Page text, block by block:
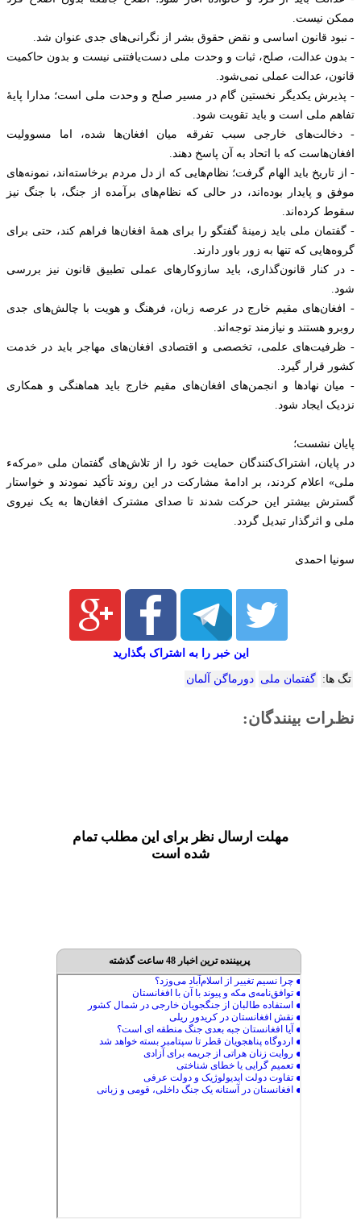
ممکن نیست.
- نبود قانون اساسی و نقض حقوق بشر از نگرانی‌های جدی عنوان شد.
- بدون عدالت، صلح، ثبات و وحدت ملی دست‌یافتنی نیست و بدون حاکمیت
قانون، عدالت عملی نمی‌شود.
- پذیرش یکدیگر نخستین گام در مسیر صلح و وحدت ملی است؛ مدارا پایهٔ
تفاهم ملی است و باید تقویت شود.
- دخالت‌های خارجی سبب تفرقه میان افغان‌ها شده، اما مسوولیت
افغان‌هاست که با اتحاد به آن پاسخ دهند.
- از تاریخ باید الهام گرفت؛ نظام‌هایی که از دل مردم برخاسته‌اند، نمونه‌های
موفق و پایدار بوده‌اند، در حالی که نظام‌های برآمده از جنگ، با جنگ نیز
سقوط کرده‌اند.
- گفتمان ملی باید زمینهٔ گفتگو را برای همهٔ افغان‌ها فراهم کند، حتی برای
گروه‌هایی که تنها به زور باور دارند.
- در کنار قانون‌گذاری، باید سازوکارهای عملی تطبیق قانون نیز بررسی
شود.
- افغان‌های مقیم خارج در عرصه زبان، فرهنگ و هویت با چالش‌های جدی
روبرو هستند و نیازمند توجه‌اند.
- ظرفیت‌های علمی، تخصصی و اقتصادی افغان‌های مهاجر باید در خدمت
کشور قرار گیرد.
- میان نهادها و انجمن‌های افغان‌های مقیم خارج باید هماهنگی و همکاری
نزدیک ایجاد شود.
پایان نشست؛
در پایان، اشتراک‌کنندگان حمایت خود را از تلاش‌های گفتمان ملی «مرکهء
ملی» اعلام کردند، بر ادامهٔ مشارکت در این روند تأکید نمودند و خواستار
گسترش بیشتر این حرکت شدند تا صدای مشترک افغان‌ها به یک نیروی
ملی و اثرگذار تبدیل گردد.
سونیا احمدی
این خبر را به اشتراک بگذارید
تگ ها: گفتمان ملی دورماگن آلمان
نظرات بینندگان:
مهلت ارسال نظر برای این مطلب تمام
شده است
پربیننده ترین اخبار 48 ساعت گذشته